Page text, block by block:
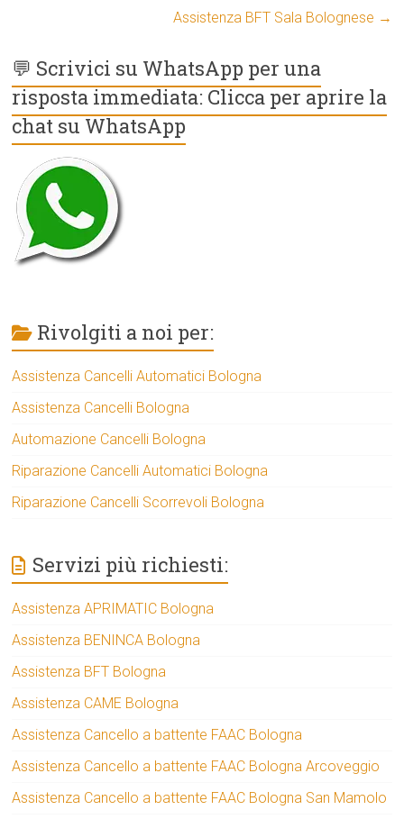
Assistenza BFT Sala Bolognese →
💬 Scrivici su WhatsApp per una
risposta immediata: Clicca per aprire la
chat su WhatsApp
Rivolgiti a noi per:
Assistenza Cancelli Automatici Bologna
Assistenza Cancelli Bologna
Automazione Cancelli Bologna
Riparazione Cancelli Automatici Bologna
Riparazione Cancelli Scorrevoli Bologna
Servizi più richiesti:
Assistenza APRIMATIC Bologna
Assistenza BENINCA Bologna
Assistenza BFT Bologna
Assistenza CAME Bologna
Assistenza Cancello a battente FAAC Bologna
Assistenza Cancello a battente FAAC Bologna Arcoveggio
Assistenza Cancello a battente FAAC Bologna San Mamolo